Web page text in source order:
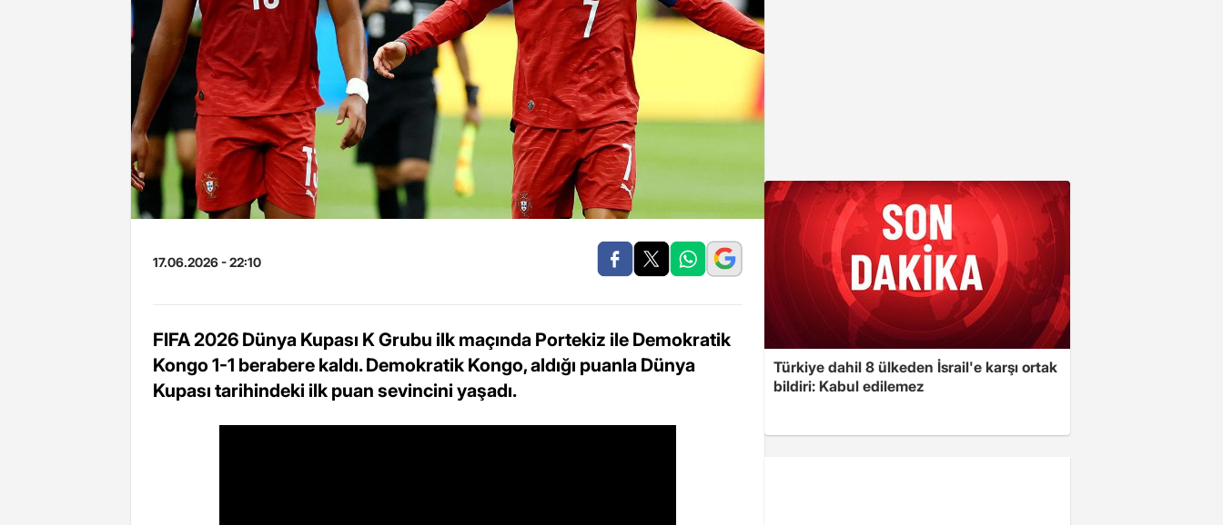
17.06.2026 - 22:10
FIFA 2026 Dünya Kupası K Grubu ilk maçında Portekiz ile Demokratik
Kongo 1-1 berabere kaldı. Demokratik Kongo, aldığı puanla Dünya
Kupası tarihindeki ilk puan sevincini yaşadı.
Türkiye dahil 8 ülkeden İsrail'e karşı ortak
bildiri: Kabul edilemez